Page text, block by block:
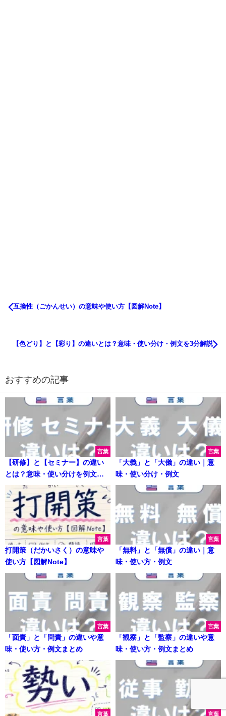
互換性（ごかんせい）の意味や使い方【図解Note】
【色どり】と【彩り】の違いとは？意味・使い分け・例文を3分解説
おすすめの記事
言葉
【研修】と【セミナー】の違い
とは？意味・使い分けを例文付
き解説
言葉
「大義」と「大儀」の違い｜意
味・使い分け・例文
言葉
打開策（だかいさく）の意味や
使い方【図解Note】
言葉
「無料」と「無償」の違い｜意
味・使い方・例文
言葉
「面責」と「問責」の違いや意
味・使い方・例文まとめ
言葉
「観察」と「監察」の違いや意
味・使い方・例文まとめ
言葉 言葉